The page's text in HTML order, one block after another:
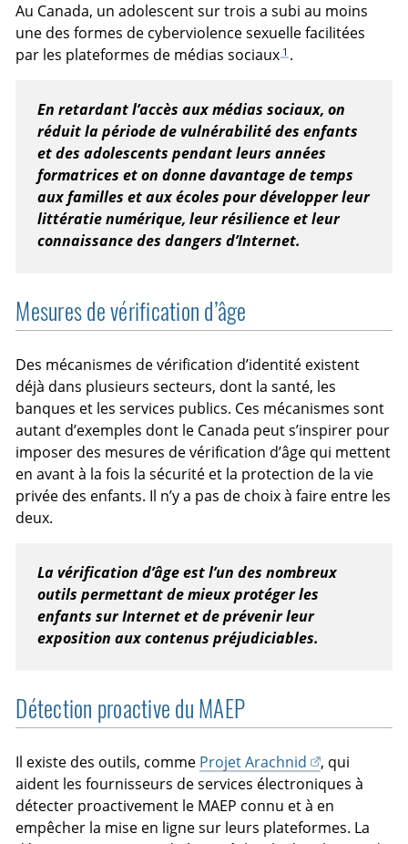
Au Canada, un adolescent sur trois a subi au moins
une des formes de cyberviolence sexuelle facilitées
par les plateformes de médias sociaux 1 .
En retardant l’accès aux médias sociaux, on
réduit la période de vulnérabilité des enfants
et des adolescents pendant leurs années
formatrices et on donne davantage de temps
aux familles et aux écoles pour développer leur
littératie numérique, leur résilience et leur
connaissance des dangers d’Internet.
Mesures de vérification d’âge
Des mécanismes de vérification d’identité existent
déjà dans plusieurs secteurs, dont la santé, les
banques et les services publics. Ces mécanismes sont
autant d’exemples dont le Canada peut s’inspirer pour
imposer des mesures de vérification d’âge qui mettent
en avant à la fois la sécurité et la protection de la vie
privée des enfants. Il n’y a pas de choix à faire entre les
deux.
La vérification d’âge est l’un des nombreux
outils permettant de mieux protéger les
enfants sur Internet et de prévenir leur
exposition aux contenus préjudiciables.
Détection proactive du MAEP
Il existe des outils, comme Projet Arachnid
, qui
aident les fournisseurs de services électroniques à
détecter proactivement le MAEP connu et à en
empêcher la mise en ligne sur leurs plateformes. La